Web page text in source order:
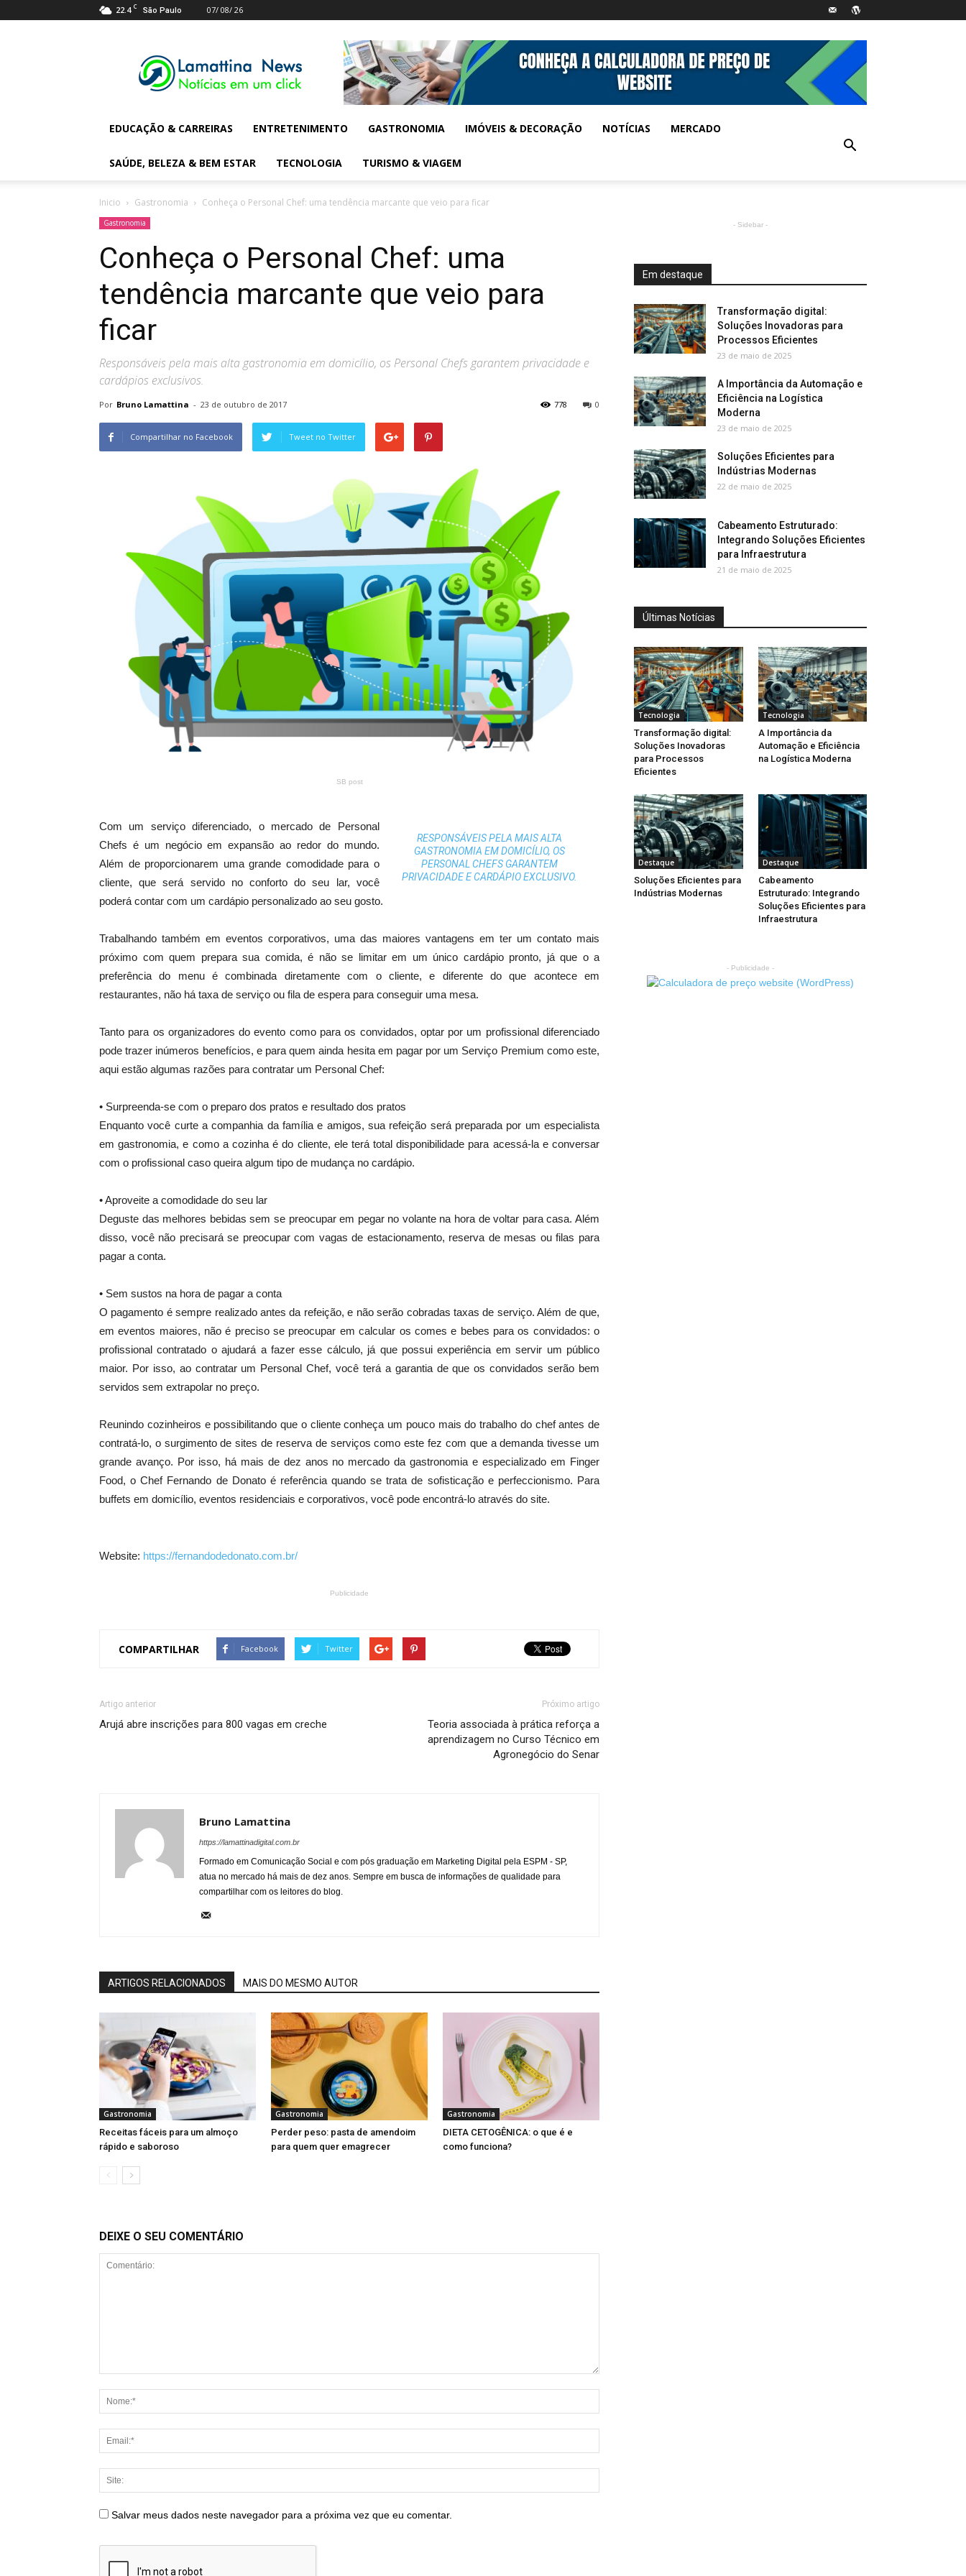
22.4 C São Paulo 07/ 08/ 26
Digital
News
EDUCAÇÃO & CARREIRAS ENTRETENIMENTO GASTRONOMIA IMÓVEIS & DECORAÇÃO NOTÍCIAS MERCADO
SAÚDE, BELEZA & BEM ESTAR TECNOLOGIA TURISMO & VIAGEM
Inicio Gastronomia Conheça o Personal Chef: uma tendência marcante que veio para ficar
Gastronomia
Conheça o Personal Chef: uma
tendência marcante que veio para
ficar
Responsáveis pela mais alta gastronomia em domicílio, os Personal Chefs garantem privacidade e
cardápios exclusivos.
Por Bruno Lamattina - 23 de outubro de 2017 0
778
Compartilhar no Facebook Tweet no Twitter
SB post
RESPONSÁVEIS PELA MAIS ALTA
GASTRONOMIA EM DOMICÍLIO, OS
PERSONAL CHEFS GARANTEM
PRIVACIDADE E CARDÁPIO EXCLUSIVO.
Com um serviço diferenciado, o mercado de Personal
Chefs é um negócio em expansão ao redor do mundo.
Além de proporcionarem uma grande comodidade para o
cliente, que será servido no conforto do seu lar, você
poderá contar com um cardápio personalizado ao seu gosto.
Trabalhando também em eventos corporativos, uma das maiores vantagens em ter um contato mais
próximo com quem prepara sua comida, é não se limitar em um único cardápio pronto, já que o a
preferência do menu é combinada diretamente com o cliente, e diferente do que acontece em
restaurantes, não há taxa de serviço ou fila de espera para conseguir uma mesa.
Tanto para os organizadores do evento como para os convidados, optar por um profissional diferenciado
pode trazer inúmeros benefícios, e para quem ainda hesita em pagar por um Serviço Premium como este,
aqui estão algumas razões para contratar um Personal Chef:
• Surpreenda-se com o preparo dos pratos e resultado dos pratos
Enquanto você curte a companhia da família e amigos, sua refeição será preparada por um especialista
em gastronomia, e como a cozinha é do cliente, ele terá total disponibilidade para acessá-la e conversar
com o profissional caso queira algum tipo de mudança no cardápio.
• Aproveite a comodidade do seu lar
Deguste das melhores bebidas sem se preocupar em pegar no volante na hora de voltar para casa. Além
disso, você não precisará se preocupar com vagas de estacionamento, reserva de mesas ou filas para
pagar a conta.
• Sem sustos na hora de pagar a conta
O pagamento é sempre realizado antes da refeição, e não serão cobradas taxas de serviço. Além de que,
em eventos maiores, não é preciso se preocupar em calcular os comes e bebes para os convidados: o
profissional contratado o ajudará a fazer esse cálculo, já que possui experiência em servir um público
maior. Por isso, ao contratar um Personal Chef, você terá a garantia de que os convidados serão bem
servidos sem extrapolar no preço.
Reunindo cozinheiros e possibilitando que o cliente conheça um pouco mais do trabalho do chef antes de
contratá-lo, o surgimento de sites de reserva de serviços como este fez com que a demanda tivesse um
grande avanço. Por isso, há mais de dez anos no mercado da gastronomia e especializado em Finger
Food, o Chef Fernando de Donato é referência quando se trata de sofisticação e perfeccionismo. Para
buffets em domicílio, eventos residenciais e corporativos, você pode encontrá-lo através do site.
Website: https://fernandodedonato.com.br/
Publicidade
COMPARTILHAR Facebook Twitter
Artigo anterior
Arujá abre inscrições para 800 vagas em creche
Próximo artigo
Teoria associada à prática reforça a
aprendizagem no Curso Técnico em
Agronegócio do Senar
Bruno Lamattina
https://lamattinadigital.com.br
Formado em Comunicação Social e com pós graduação em Marketing Digital pela ESPM - SP,
atua no mercado há mais de dez anos. Sempre em busca de informações de qualidade para
compartilhar com os leitores do blog.
ARTIGOS RELACIONADOS MAIS DO MESMO AUTOR
Gastronomia
Receitas fáceis para um almoço
rápido e saboroso
Gastronomia
Perder peso: pasta de amendoim
para quem quer emagrecer
Gastronomia
DIETA CETOGÊNICA: o que é e
como funciona?
DEIXE O SEU COMENTÁRIO
Salvar meus dados neste navegador para a próxima vez que eu comentar.
- Sidebar -
Em destaque
Transformação digital:
Soluções Inovadoras para
Processos Eficientes
23 de maio de 2025
A Importância da Automação e
Eficiência na Logística
Moderna
23 de maio de 2025
Soluções Eficientes para
Indústrias Modernas
22 de maio de 2025
Cabeamento Estruturado:
Integrando Soluções Eficientes
para Infraestrutura
21 de maio de 2025
Últimas Notícias
Tecnologia
Transformação digital:
Soluções Inovadoras
para Processos
Eficientes
Tecnologia
A Importância da
Automação e Eficiência
na Logística Moderna
Destaque
Soluções Eficientes para
Indústrias Modernas
Destaque
Cabeamento
Estruturado: Integrando
Soluções Eficientes para
Infraestrutura
- Publicidade -